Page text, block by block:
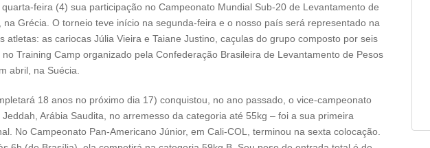
feira (4) sua participação no Campeonato Mundial Sub-20 de Levantamento de
na Grécia. O torneio teve início na segunda-feira e o nosso país será representado na
atletas: as cariocas Júlia Vieira e Taiane Justino, caçulas do grupo composto por seis
Training Camp organizado pela Confederação Brasileira de Levantamento de Pesos
abril, na Suécia.
18 anos no próximo dia 17) conquistou, no ano passado, o vice-campeonato
Arábia Saudita, no arremesso da categoria até 55kg – foi a sua primeira
No Campeonato Pan-Americano Júnior, em Cali-COL, terminou na sexta colocação.